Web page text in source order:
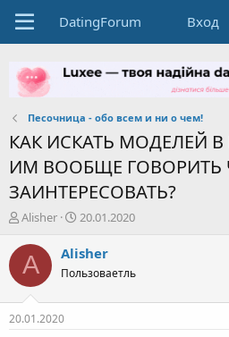
DatingForum Вход
Песочница - обо всем и ни о чем!
КАК ИСКАТЬ МОДЕЛЕЙ В
ИМ ВООБЩЕ ГОВОРИТЬ
ЗАИНТЕРЕСОВАТЬ?
А
в
т
о
р
т
е
м
ы
Alisher
Д
а
т
н
а
а
20.01.2020
A Пользоваетль
20.01.2020
Расскажите новичку в этой теме